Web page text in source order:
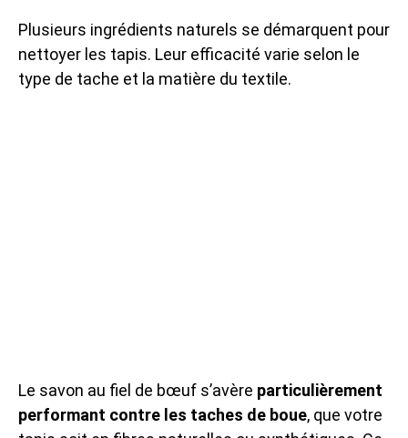
Plusieurs ingrédients naturels se démarquent pour
nettoyer les tapis. Leur efficacité varie selon le
type de tache et la matière du textile.
Le savon au fiel de bœuf s’avère particulièrement
performant contre les taches de boue, que votre